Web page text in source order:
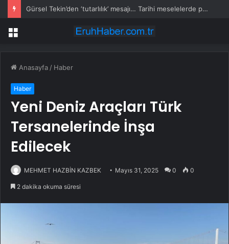
Gürsel Tekin’den ‘tutarlılık’ mesajı… Tarihi meselelerde pusula net olmalı
Menü
Anasayfa / Haber
Haber
Yeni Deniz Araçları Türk
Tersanelerinde İnşa
Edilecek
MEHMET HAZBİN KAZBEK Mayıs 31, 2025 0 0
2 dakika okuma süresi